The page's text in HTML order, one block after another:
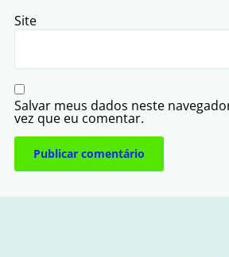
Site
Salvar meus dados neste
vez que eu comentar.